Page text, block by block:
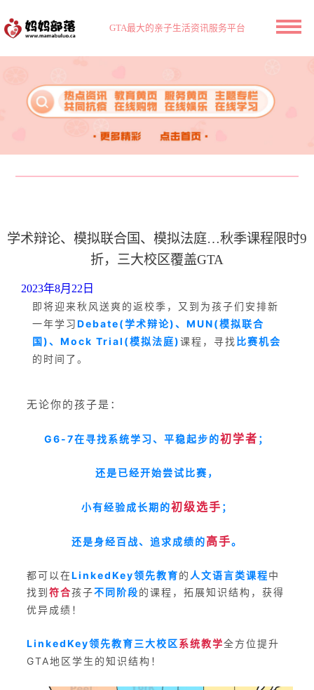
GTA最大的亲子生活资讯服务平台
学术辩论、模拟联合国、模拟法庭…秋季课程限时9
折，三大校区覆盖GTA
2023年8月22日
即将迎来秋风送爽的返校季，又到为孩子们安排新
一年学习Debate(学术辩论)、MUN(模拟联合
国)、Mock Trial(模拟法庭)课程，寻找 比赛机会
的时间了。
无论你的孩子是：
G6-7在寻找系统学习、平稳起步的初学者 ；
还是已经开始尝试比赛，
小有经验成长期的初级选手 ；
还是身经百战、追求成绩的高手。
都可以在LinkedKey领先教育的 人文语言类课程中
找到符合孩子不同阶段的课程，拓展知识结构，获得
优异成绩！
LinkedKey领先教育三大校区系统教学全方位提升
GTA地区学生的知识结构！